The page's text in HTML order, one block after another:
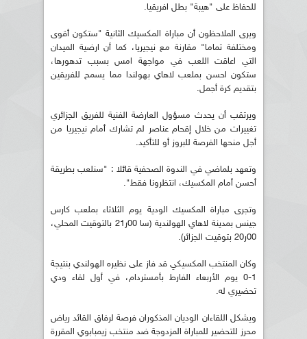
للحفاظ على "هيبة" بطل افريقيا.
ويرى الملاحظون أن مباراة المكسيك الثانية "ستكون أقوى
ومختلفة تماما" مقارنة مع نيجيريا، كما أن ارضية الميدان
التي اعاقت اللعب في مواجهة امس بسبب تدهورها،
ستكون احسن بملعب لاهاي بهولندا مما يسمح للفريقين
بتقديم كرة أجمل.
ويرتقب أن يحدث مسؤول العارضة الفنية للفريق الجزائري
تغييرات من خلال إقحام عناصر لم تشارك أمام نيجيريا من
أجل منحها الفرصة للبروز أو للتأكيد.
وتعهد بلماضي في الندوة الصحفية قائلا : "سنلعب بطريقة
أحسن أمام المكسيك، انتظرونا فقط".
وتجرى مباراة المكسيك الودية يوم الثلاثاء بملعب كارس
جينس بمدينة لاهاي الهولندية (سا 00ر21 بالتوقيت المحلي،
00ر20 بتوقيت الجزائر).
وكان المنتخب المكسيكي قد فاز على نظيره الهولندي بنتيجة
1-0 يوم الأربعاء الفارط بأمستردام، في أول لقاء ودي
تحضيري له.
ويشكل اللقاءان الوديان المذكوران فرصة لرفاق القائد رياض
محرز للتحضير للمباراة المزدوجة ضد منتخب زيمبابوي المقررة